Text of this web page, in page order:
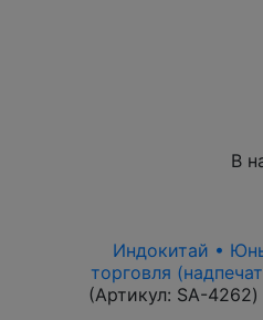
В
Индокитай •
торговля
(Артикул: SA-4262)